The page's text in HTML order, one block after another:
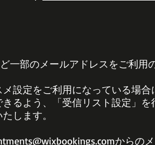
一部のメールアドレスをご利
設定をご利用になっている場合
るよう、「受信リスト設定」
します。
からの